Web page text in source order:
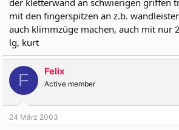
mit den fingerspitzen an z.b.
auch klimmzüge machen, auch mit nur
lg, kurt
F Felix
Active member
24 März 2003